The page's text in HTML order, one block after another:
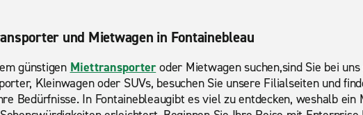
und Mietwagen in Fontainebleau
günstigen Miettransporteroder Mietwagen suchen,sind Sie bei
Kleinwagen oder SUVs, besuchen Sie unsere Filialseiten und
Bedürfnisse. In Fontainebleaugibt es viel zu entdecken, weshalb ein